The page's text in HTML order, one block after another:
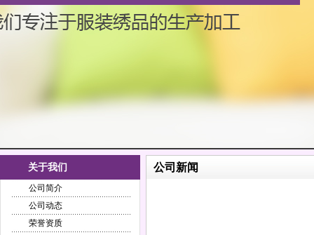
关于我们
公司简介
公司动态
荣誉资质
公司新闻